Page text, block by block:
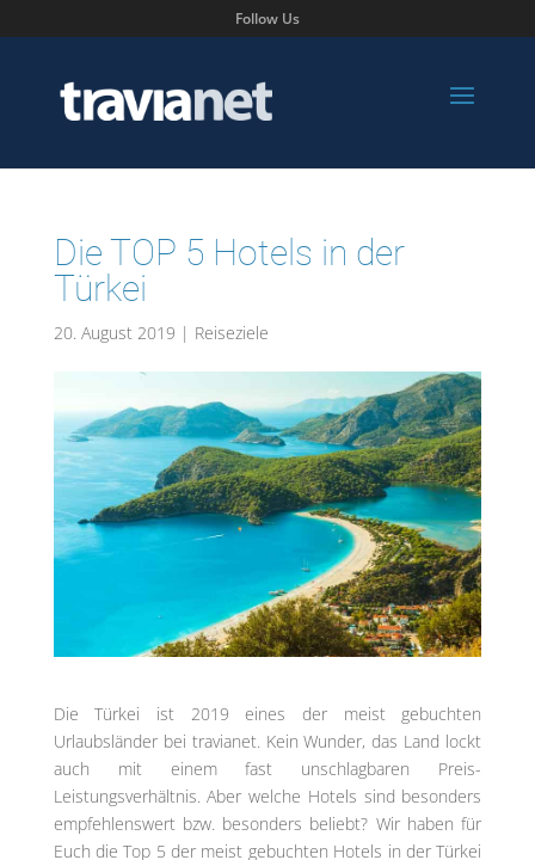
Follow Us
Die TOP 5 Hotels in der
Türkei
20. August 2019 | Reiseziele
Die Türkei ist 2019 eines der meist gebuchten
Urlaubsländer bei travianet. Kein Wunder, das Land lockt
auch mit einem fast unschlagbaren Preis-
Leistungsverhältnis. Aber welche Hotels sind besonders
empfehlenswert bzw. besonders beliebt? Wir haben für
Euch die Top 5 der meist gebuchten Hotels in der Türkei